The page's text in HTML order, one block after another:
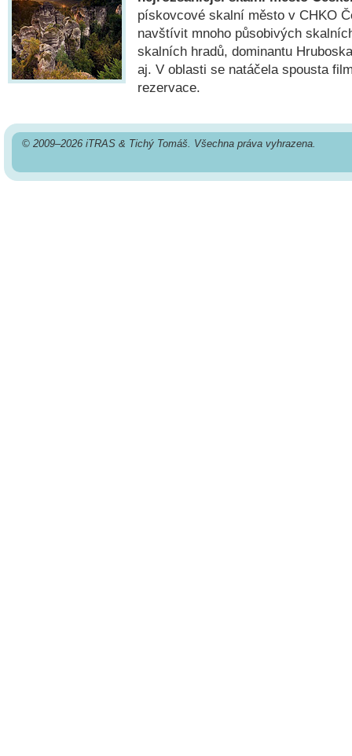
pískovcové skalní město v CHKO
navštívit mnoho působivých
skalních hradů, dominantu
aj. V oblasti se natáčela spousta
rezervace.
© 2009–2026 iTRAS & Tichý Tomáš. Všechna práva vyhrazena.